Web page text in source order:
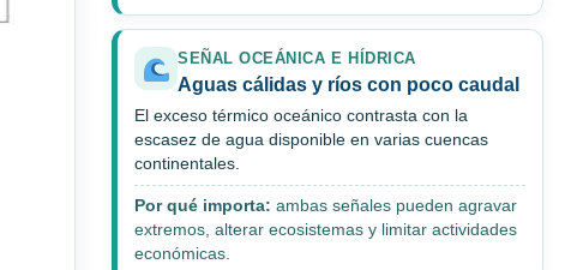
SEÑAL OCEÁNICA E HÍDRICA
Aguas cálidas y ríos con poco caudal
El exceso térmico oceánico contrasta con la
escasez de agua disponible en varias cuencas
continentales.
Por qué importa: ambas señales pueden agravar
extremos, alterar ecosistemas y limitar actividades
económicas.